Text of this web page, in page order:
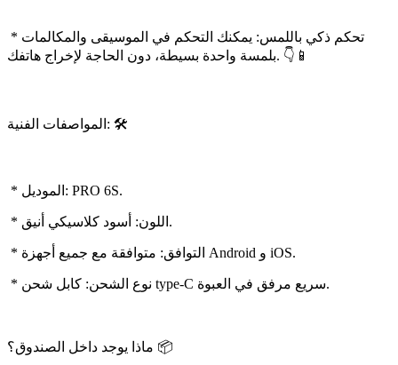
* تحكم ذكي باللمس: يمكنك التحكم في الموسيقى والمكالمات
بلمسة واحدة بسيطة، دون الحاجة لإخراج هاتفك. 👇📱
المواصفات الفنية: 🛠️
* الموديل: PRO 6S.
* اللون: أسود كلاسيكي أنيق.
* التوافق: متوافقة مع جميع أجهزة Android و iOS.
* نوع الشحن: كابل شحن type-C سريع مرفق في العبوة.
ماذا يوجد داخل الصندوق؟ 📦